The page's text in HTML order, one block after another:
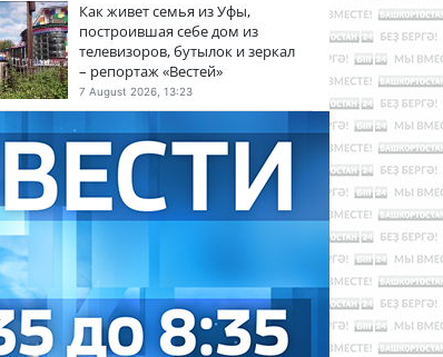
Как живет семья из Уфы,
построившая себе дом из
телевизоров, бутылок и зеркал
– репортаж «Вестей»
7 August 2026, 13:23